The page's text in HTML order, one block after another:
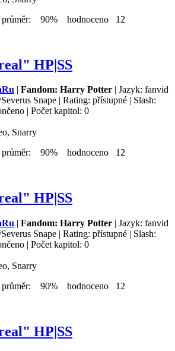
průměr: 90% hodnoceno 12
HP|SS
| Fandom: Harry Potter | Jazyk: fanvid
Snape | Rating: přístupné | Slash:
| Počet kapitol: 0
Snarry
průměr: 90% hodnoceno 12
HP|SS
| Fandom: Harry Potter | Jazyk: fanvid
Snape | Rating: přístupné | Slash:
| Počet kapitol: 0
Snarry
průměr: 90% hodnoceno 12
HP|SS